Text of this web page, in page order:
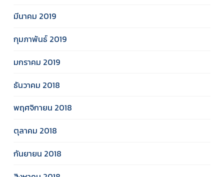
มีนาคม 2019
กุมภาพันธ์ 2019
มกราคม 2019
ธันวาคม 2018
พฤศจิกายน 2018
ตุลาคม 2018
กันยายน 2018